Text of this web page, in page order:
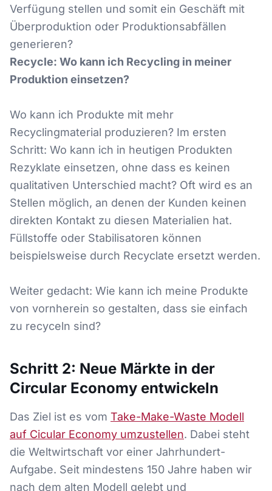
Verfügung stellen und somit ein Geschäft mit
Überproduktion oder Produktionsabfällen
generieren?
Recycle: Wo kann ich Recycling in meiner
Produktion einsetzen?
Wo kann ich Produkte mit mehr
Recyclingmaterial produzieren? Im ersten
Schritt: Wo kann ich in heutigen Produkten
Rezyklate einsetzen, ohne dass es keinen
qualitativen Unterschied macht? Oft wird es an
Stellen möglich, an denen der Kunden keinen
direkten Kontakt zu diesen Materialien hat.
Füllstoffe oder Stabilisatoren können
beispielsweise durch Recyclate ersetzt werden.
Weiter gedacht: Wie kann ich meine Produkte
von vornherein so gestalten, dass sie einfach
zu recyceln sind?
Schritt 2: Neue Märkte in der
Circular Economy entwickeln
Das Ziel ist es vom Take-Make-Waste Modell
auf Cicular Economy umzustellen. Dabei steht
die Weltwirtschaft vor einer Jahrhundert-
Aufgabe. Seit mindestens 150 Jahre haben wir
nach dem alten Modell gelebt und